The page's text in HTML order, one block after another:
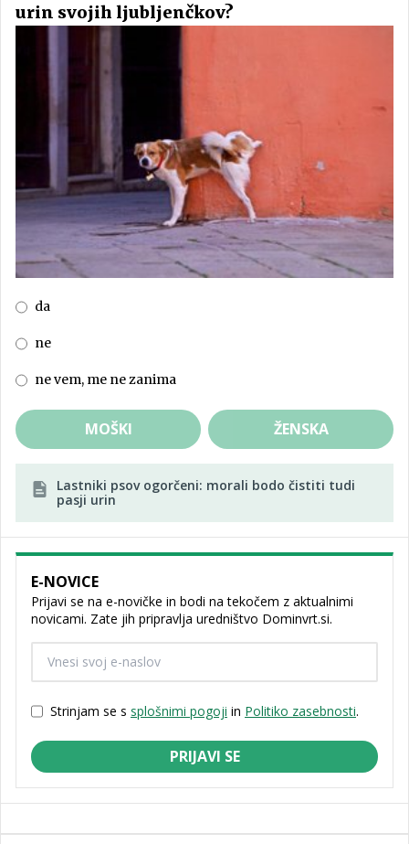
urin svojih ljubljenčkov?
da
ne
ne vem, me ne zanima
MOŠKI ŽENSKA
Lastniki psov ogorčeni: morali bodo čistiti tudi
pasji urin
E-NOVICE
Prijavi se na e-novičke in bodi na tekočem z aktualnimi
novicami. Zate jih pripravlja uredništvo Dominvrt.si.
Strinjam se s splošnimi pogoji in Politiko zasebnosti.
PRIJAVI SE